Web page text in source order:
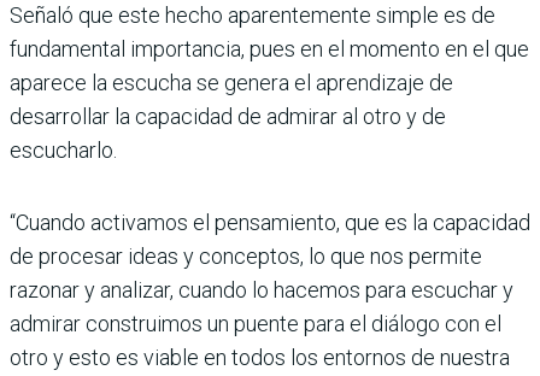
Señaló que este hecho apa­rentemente simple es de
fundamental importancia, pues en el momento en el que
aparece la escucha se genera el aprendizaje de
desarrollar la capacidad de admirar al otro y de
escucharlo.
“Cuando activamos el pen­samiento, que es la capaci­dad
de procesar ideas y con­ceptos, lo que nos permite
razonar y analizar, cuando lo hacemos para escuchar y
admirar construimos un puente para el diálogo con el
otro y esto es viable en todos los entornos de nuestra